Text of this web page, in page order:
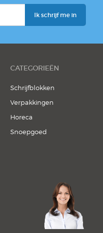
CATEGORIEËN
Schrijfblokken
Verpakkingen
Horeca
Snoepgoed